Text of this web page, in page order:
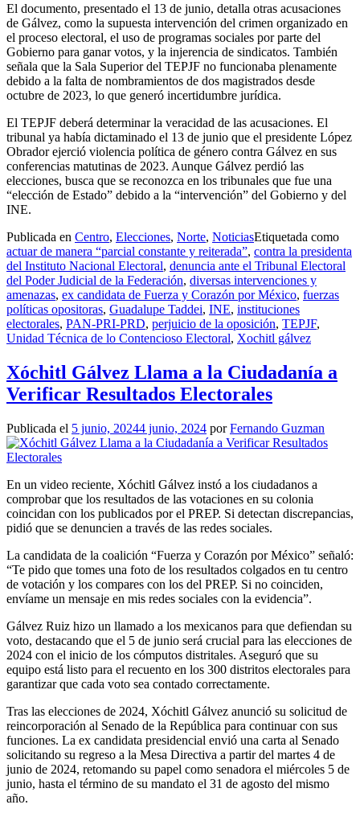
El documento, presentado el 13 de junio, detalla otras acusaciones
de Gálvez, como la supuesta intervención del crimen organizado en
el proceso electoral, el uso de programas sociales por parte del
Gobierno para ganar votos, y la injerencia de sindicatos. También
señala que la Sala Superior del TEPJF no funcionaba plenamente
debido a la falta de nombramientos de dos magistrados desde
octubre de 2023, lo que generó incertidumbre jurídica.
El TEPJF deberá determinar la veracidad de las acusaciones. El
tribunal ya había dictaminado el 13 de junio que el presidente López
Obrador ejerció violencia política de género contra Gálvez en sus
conferencias matutinas de 2023. Aunque Gálvez perdió las
elecciones, busca que se reconozca en los tribunales que fue una
“elección de Estado” debido a la “intervención” del Gobierno y del
INE.
Publicada en Centro, Elecciones, Norte, NoticiasEtiquetada como
actuar de manera “parcial constante y reiterada”, contra la presidenta
del Instituto Nacional Electoral, denuncia ante el Tribunal Electoral
del Poder Judicial de la Federación, diversas intervenciones y
amenazas, ex candidata de Fuerza y Corazón por México, fuerzas
políticas opositoras, Guadalupe Taddei, INE, instituciones
electorales, PAN-PRI-PRD, perjuicio de la oposición, TEPJF,
Unidad Técnica de lo Contencioso Electoral, Xochitl gálvez
Xóchitl Gálvez Llama a la Ciudadanía a
Verificar Resultados Electorales
Publicada el 5 junio, 20244 junio, 2024 porFernando Guzman
En un video reciente, Xóchitl Gálvez instó a los ciudadanos a
comprobar que los resultados de las votaciones en su colonia
coincidan con los publicados por el PREP. Si detectan discrepancias,
pidió que se denuncien a través de las redes sociales.
La candidata de la coalición “Fuerza y Corazón por México” señaló:
“Te pido que tomes una foto de los resultados colgados en tu centro
de votación y los compares con los del PREP. Si no coinciden,
envíame un mensaje en mis redes sociales con la evidencia”.
Gálvez Ruiz hizo un llamado a los mexicanos para que defiendan su
voto, destacando que el 5 de junio será crucial para las elecciones de
2024 con el inicio de los cómputos distritales. Aseguró que su
equipo está listo para el recuento en los 300 distritos electorales para
garantizar que cada voto sea contado correctamente.
Tras las elecciones de 2024, Xóchitl Gálvez anunció su solicitud de
reincorporación al Senado de la República para continuar con sus
funciones. La ex candidata presidencial envió una carta al Senado
solicitando su regreso a la Mesa Directiva a partir del martes 4 de
junio de 2024, retomando su papel como senadora el miércoles 5 de
junio, hasta el término de su mandato el 31 de agosto del mismo
año.